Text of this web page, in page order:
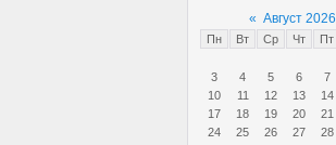
« Август 2026
Пн Вт Ср Чт Пт
3
4 5 6 7
10
11 12 13 14
17
18 19 20 21
24
25 26 27 28